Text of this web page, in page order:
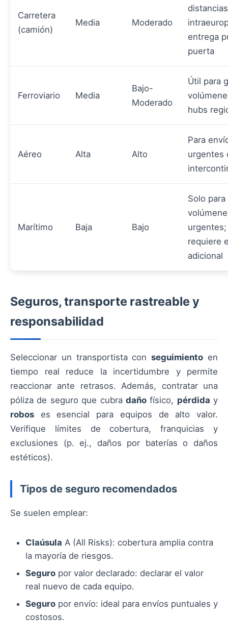
Carretera
(camión)
Media Moderado
distancias
entrega
puerta
Ferroviario Media
Bajo-
Moderado
Útil para
hubs
Aéreo Alta Alto
Para
urgentes
Marítimo Baja Bajo
Solo
urgentes;
requiere
adicional
Seguros, transporte rastreable y
responsabilidad
Seleccionar un transportista conseguimiento en
tiempo real reduce la incertidumbre y permite
reaccionar ante retrasos. Además, contratar una
póliza de seguro que cubra dañofísico, pérdida y
robos es esencial para equipos de alto valor.
Verifique límites de cobertura, franquicias y
exclusiones (p. ej., daños por baterías o daños
estéticos).
Tipos de seguro recomendados
Se suelen emplear:
Claúsula A (All Risks): cobertura amplia contra
la mayoría de riesgos.
Seguro por valor declarado: declarar el valor
real nuevo de cada equipo.
Seguro por envío: ideal para envíos puntuales y
costosos.